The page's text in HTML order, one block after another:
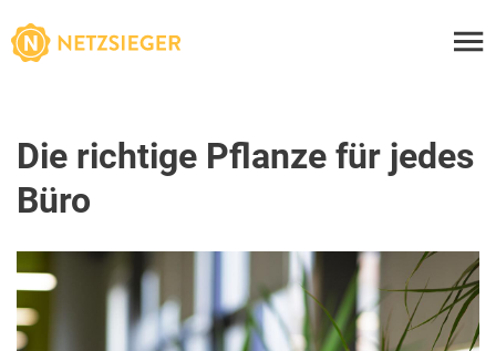
Die richtige Pflanze für jedes
Büro